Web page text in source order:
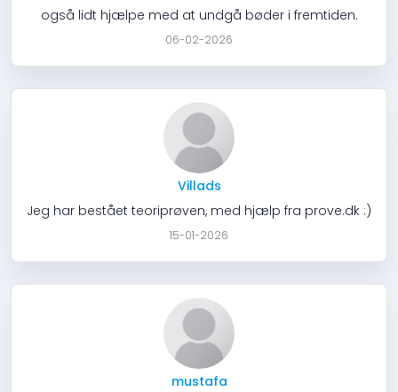
også lidt hjælpe med at undgå bøder i fremtiden.
06-02-2026
Villads
Jeg har bestået teoriprøven, med hjælp fra prove.dk :)
15-01-2026
mustafa